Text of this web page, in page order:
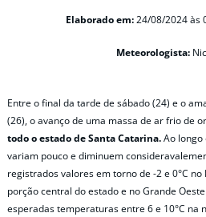
Elaborado em:24/08/2024 às
Meteorologista:
Entre o final da tarde de sábado (24) e o
(26), o avanço de uma massa de ar frio de
todo o estado de Santa Catarina.Ao longo
variam pouco e diminuem
registrados valores em torno de -2 e 0°C no
porção central do estado e no Grande
esperadas temperaturas entre 6 e 10°C na